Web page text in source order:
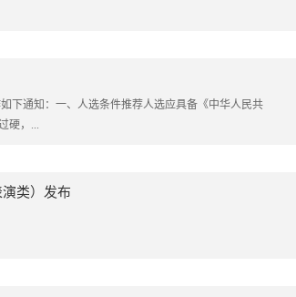
下通知：一、人选条件推荐人选应具备《中华人民共
硬，...
类）发布